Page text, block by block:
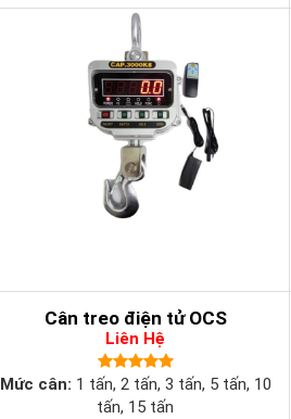
Cân treo điện tử OCS
Liên Hệ
Mức cân: 1 tấn, 2 tấn, 3 tấn, 5 tấn, 10
tấn, 15 tấn